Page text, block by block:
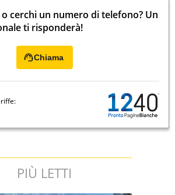
cerchi un numero di telefono? Un
ti risponderà!
Chiama
PIÙ LETTI